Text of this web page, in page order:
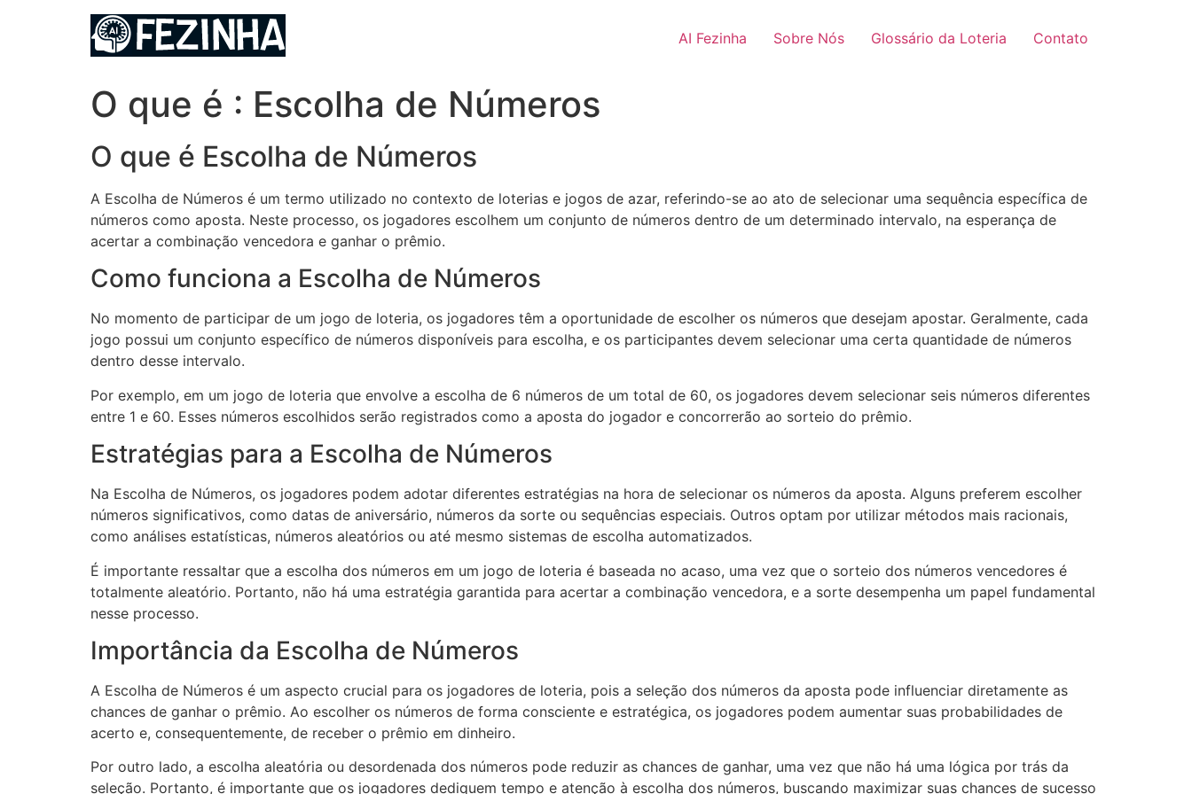
AI Fezinha Sobre Nós Glossário da Loteria Contato
O que é : Escolha de Números
O que é Escolha de Números
A Escolha de Números é um termo utilizado no contexto de loterias e jogos de azar, referindo-se ao ato de selecionar uma sequência específica de
números como aposta. Neste processo, os jogadores escolhem um conjunto de números dentro de um determinado intervalo, na esperança de
acertar a combinação vencedora e ganhar o prêmio.
Como funciona a Escolha de Números
No momento de participar de um jogo de loteria, os jogadores têm a oportunidade de escolher os números que desejam apostar. Geralmente, cada
jogo possui um conjunto específico de números disponíveis para escolha, e os participantes devem selecionar uma certa quantidade de números
dentro desse intervalo.
Por exemplo, em um jogo de loteria que envolve a escolha de 6 números de um total de 60, os jogadores devem selecionar seis números diferentes
entre 1 e 60. Esses números escolhidos serão registrados como a aposta do jogador e concorrerão ao sorteio do prêmio.
Estratégias para a Escolha de Números
Na Escolha de Números, os jogadores podem adotar diferentes estratégias na hora de selecionar os números da aposta. Alguns preferem escolher
números significativos, como datas de aniversário, números da sorte ou sequências especiais. Outros optam por utilizar métodos mais racionais,
como análises estatísticas, números aleatórios ou até mesmo sistemas de escolha automatizados.
É importante ressaltar que a escolha dos números em um jogo de loteria é baseada no acaso, uma vez que o sorteio dos números vencedores é
totalmente aleatório. Portanto, não há uma estratégia garantida para acertar a combinação vencedora, e a sorte desempenha um papel fundamental
nesse processo.
Importância da Escolha de Números
A Escolha de Números é um aspecto crucial para os jogadores de loteria, pois a seleção dos números da aposta pode influenciar diretamente as
chances de ganhar o prêmio. Ao escolher os números de forma consciente e estratégica, os jogadores podem aumentar suas probabilidades de
acerto e, consequentemente, de receber o prêmio em dinheiro.
Por outro lado, a escolha aleatória ou desordenada dos números pode reduzir as chances de ganhar, uma vez que não há uma lógica por trás da
seleção. Portanto, é importante que os jogadores dediquem tempo e atenção à escolha dos números, buscando maximizar suas chances de sucesso